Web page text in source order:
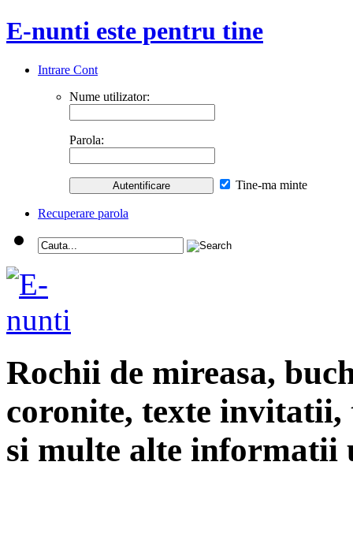
E-nunti este pentru tine
Intrare Cont
Nume utilizator:
Parola:
Tine-ma minte
Recuperare parola
Rochii de mireasa,
coronite, texte
si multe alte informatii